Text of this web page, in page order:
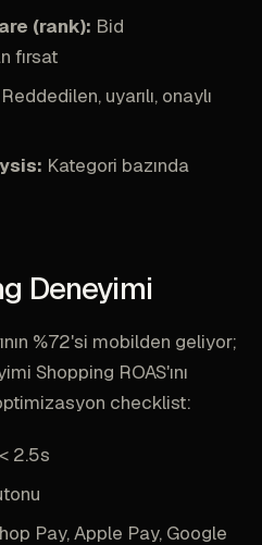
(rank): Bid
fırsat
Reddedilen, uyarılı, onaylı
Kategori bazında
Deneyimi
%72'si mobilden geliyor;
Shopping ROAS'ını
checklist:
2.5s
Pay, Apple Pay, Google